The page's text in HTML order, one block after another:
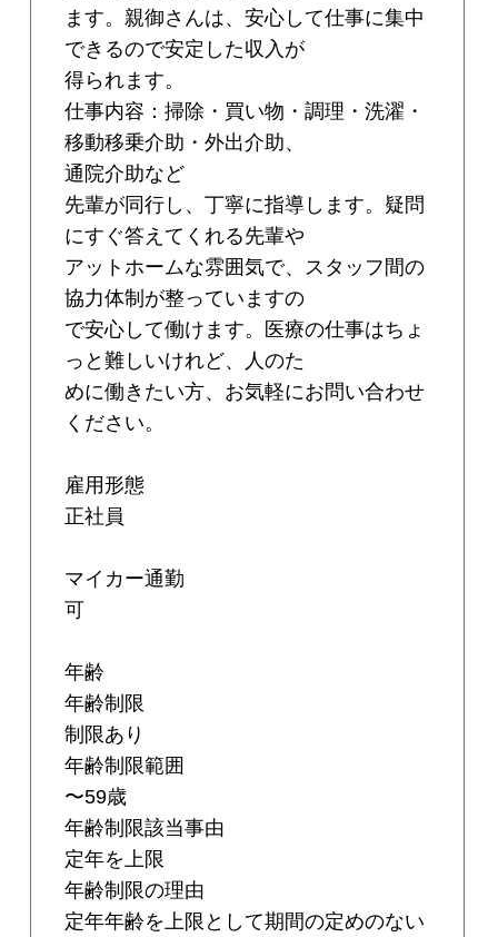
ます。親御さんは、安心して仕事に集中
できるので安定した収入が
得られます。
仕事内容：掃除・買い物・調理・洗濯・
移動移乗介助・外出介助、
通院介助など
先輩が同行し、丁寧に指導します。疑問
にすぐ答えてくれる先輩や
アットホームな雰囲気で、スタッフ間の
協力体制が整っていますの
で安心して働けます。医療の仕事はちょ
っと難しいけれど、人のた
めに働きたい方、お気軽にお問い合わせ
ください。
雇用形態
正社員
マイカー通勤
可
年齢
年齢制限
制限あり
年齢制限範囲
〜59歳
年齢制限該当事由
定年を上限
年齢制限の理由
定年年齢を上限として期間の定めのない